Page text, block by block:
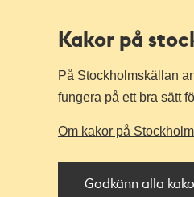
Kakor på
På Stockholmskällan
fungera på ett bra sätt
Om kakor på
Godkänn alla